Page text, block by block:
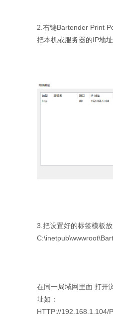
2.右键Bartender Print
把本机或服务器的IP地
3.把设置好的标签模板
在同一局域网里面 打开
址如：
HTTP://192.168.1.104/